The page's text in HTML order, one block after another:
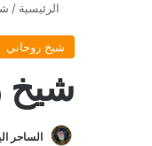
الرئيسية /
شيخ روحاني
شيخ
الساحر